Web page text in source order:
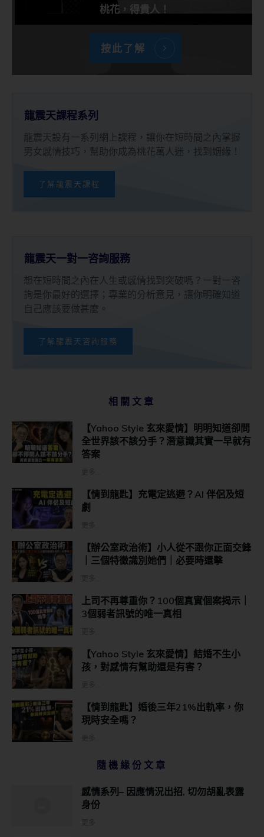
桃花，得貴人！
按此了解
龍震天課程系列
龍震天設有一系列網上課程，讓你在短時間之內掌握
男女感情技巧，幫助你成為桃花萬人迷，找到姻緣！
了解龍震天課程
龍震天一對一咨詢服務
想在短時間之內在人生或感情找到突破嗎？一對一咨
詢是你最好的選擇；專業的分析意見，讓你明確知道
自己應該要做甚麼。
了解龍震天咨詢服務
相關文章
【Yahoo Style 玄來愛情】明明知道卻問
全世界該不該分手？潛意識其實一早就有
答案
【情到龍匙】充電定逃避？AI 伴侶及短
劇
【辦公室政治術】小人從不跟你正面交鋒
｜三個特徵識別她們｜必要時還擊
上司不再尊重你？100個真實個案揭示｜
3個弱者訊號的唯一真相
【Yahoo Style 玄來愛情】結婚不生小
孩，對感情有幫助還是有害？
【情到龍匙】婚後三年21%出軌率，你
現時安全嗎？
隨機緣份文章
感情系列– 因應情況出招, 切勿胡亂表露
身份